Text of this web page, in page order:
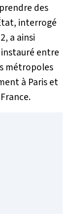
prendre des
interrogé
a ainsi
entre
métropoles
à Paris et